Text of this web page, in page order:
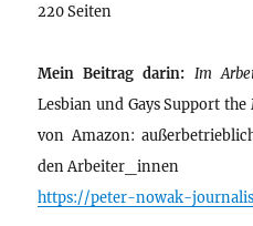
220 Seiten
Mein Beitrag darin: Im
Lesbian und Gays Support
von Amazon:
den Arbeiter_innen
https://peter-nowak-